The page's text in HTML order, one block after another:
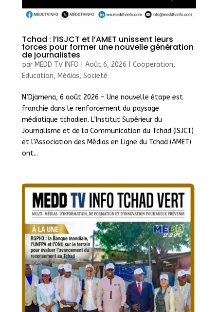
Tchad : l’ISJCT et l’AMET unissent leurs
forces pour former une nouvelle génération
de journalistes
par MEDD TV INFO Août 6, 2026 Cooperation,
Education, Médias, Societé
N’Djamena, 6 août 2026 – Une nouvelle étape est
franchie dans le renforcement du paysage
médiatique tchadien. L’Institut Supérieur du
Journalisme et de la Communication du Tchad (ISJCT)
et l’Association des Médias en Ligne du Tchad (AMET)
ont...